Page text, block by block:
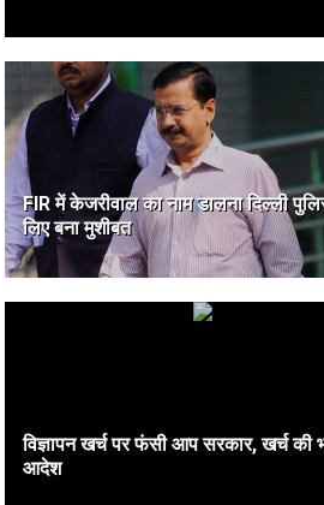
FIR में केजरीवाल का नाम डालना दिल्ली
लिए बना मुशीबत
विज्ञापन खर्च पर फंसी आप सरकार, खर्च की
आदेश